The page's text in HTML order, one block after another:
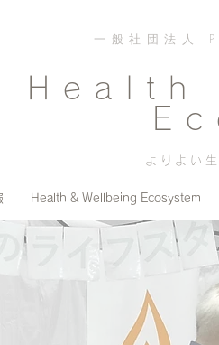
一般社団法
Health
よりよい
Health & Wellbeing Ecosystem